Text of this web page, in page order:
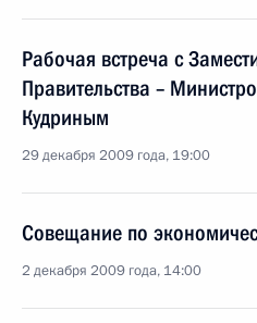
Рабочая встреча с
Правительства –
Кудриным
29 декабря 2009 года, 19:00
Совещание по
2 декабря 2009 года, 14:00